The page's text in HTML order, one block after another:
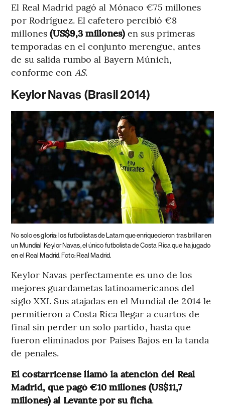
El Real Madrid pagó al Mónaco €75 millones
por Rodríguez. El cafetero percibió €8
millones (US$9,3 millones) en sus primeras
temporadas en el conjunto merengue, antes
de su salida rumbo al Bayern Múnich,
conforme con AS.
Keylor Navas (Brasil 2014)
No solo es gloria: los futbolistas de Latam que enriquecieron tras brillar en
un Mundial
Keylor Navas, el único futbolista de Costa Rica que ha jugado
en el Real Madrid. Foto: Real Madrid.
Keylor Navas perfectamente es uno de los
mejores guardametas latinoamericanos del
siglo XXI. Sus atajadas en el Mundial de 2014 le
permitieron a Costa Rica llegar a cuartos de
final sin perder un solo partido, hasta que
fueron eliminados por Países Bajos en la tanda
de penales.
El costarricense llamó la atención del Real
Madrid, que pagó €10 millones (US$11,7
millones) al Levante por su ficha.